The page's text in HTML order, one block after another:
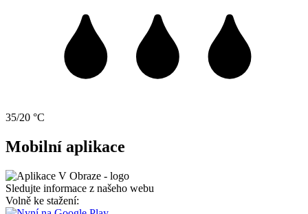
35/20 °C
Mobilní aplikace
Sledujte informace z našeho webu
Volně ke stažení: